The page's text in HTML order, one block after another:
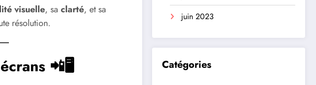
visuelle, sa clarté, et sa
résolution.
📲🖥️
juin 2023
Catégories